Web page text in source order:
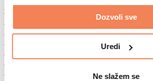
Dozvoli sve
Uredi
Ne slažem se
Grickalice
Suho meso
Proteinski čips